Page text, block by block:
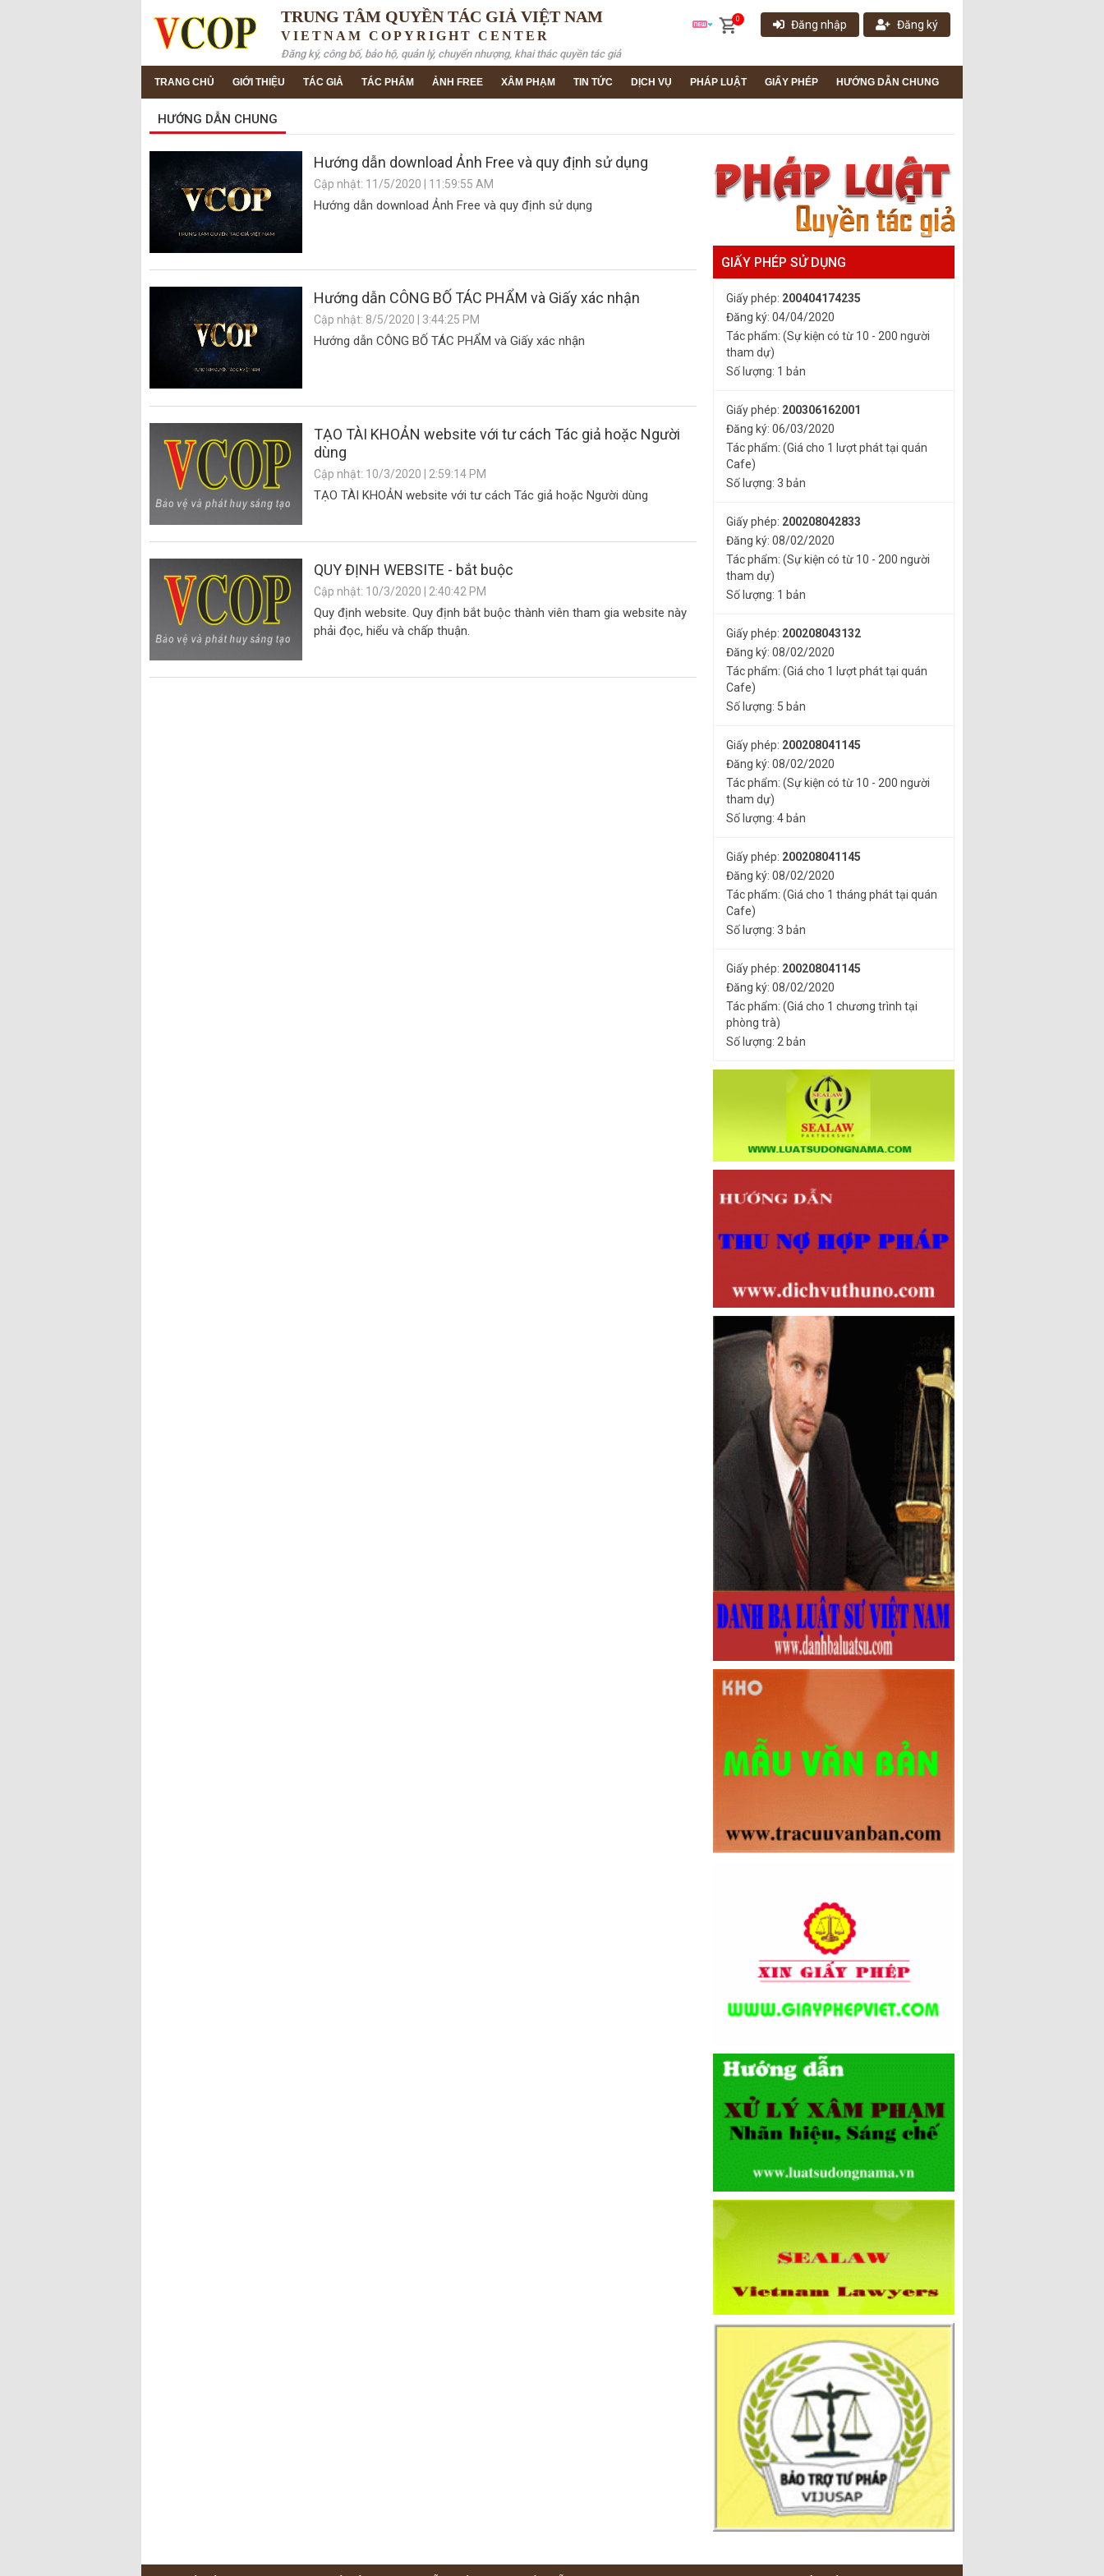
TRUNG TÂM QUYỀN TÁC GIẢ VIỆT NAM
VIETNAM COPYRIGHT CENTER
Đăng ký, công bố, bảo hộ, quản lý, chuyển nhượng, khai thác quyền tác giả
0 Đăng nhập Đăng ký
TRANG CHỦ GIỚI THIỆU TÁC GIẢ TÁC PHẨM ẢNH FREE XÂM PHẠM TIN TỨC DỊCH VỤ PHÁP LUẬT GIẤY PHÉP HƯỚNG DẪN CHUNG
HƯỚNG DẪN CHUNG
Hướng dẫn download Ảnh Free và quy định sử dụng
Cập nhật: 11/5/2020 | 11:59:55 AM
Hướng dẫn download Ảnh Free và quy định sử dụng
Hướng dẫn CÔNG BỐ TÁC PHẨM và Giấy xác nhận
Cập nhật: 8/5/2020 | 3:44:25 PM
Hướng dẫn CÔNG BỐ TÁC PHẨM và Giấy xác nhận
TẠO TÀI KHOẢN website với tư cách Tác giả hoặc Người
dùng
Cập nhật: 10/3/2020 | 2:59:14 PM
TẠO TÀI KHOẢN website với tư cách Tác giả hoặc Người dùng
QUY ĐỊNH WEBSITE - bắt buộc
Cập nhật: 10/3/2020 | 2:40:42 PM
Quy định website. Quy định bắt buộc thành viên tham gia website này
phải đọc, hiểu và chấp thuận.
GIẤY PHÉP SỬ DỤNG
Giấy phép: 200404174235
Đăng ký: 04/04/2020
Tác phẩm: (Sự kiện có từ 10 - 200 người
tham dự)
Số lượng: 1 bản
Giấy phép: 200306162001
Đăng ký: 06/03/2020
Tác phẩm: (Giá cho 1 lượt phát tại quán
Cafe)
Số lượng: 3 bản
Giấy phép: 200208042833
Đăng ký: 08/02/2020
Tác phẩm: (Sự kiện có từ 10 - 200 người
tham dự)
Số lượng: 1 bản
Giấy phép: 200208043132
Đăng ký: 08/02/2020
Tác phẩm: (Giá cho 1 lượt phát tại quán
Cafe)
Số lượng: 5 bản
Giấy phép: 200208041145
Đăng ký: 08/02/2020
Tác phẩm: (Sự kiện có từ 10 - 200 người
tham dự)
Số lượng: 4 bản
Giấy phép: 200208041145
Đăng ký: 08/02/2020
Tác phẩm: (Giá cho 1 tháng phát tại quán
Cafe)
Số lượng: 3 bản
Giấy phép: 200208041145
Đăng ký: 08/02/2020
Tác phẩm: (Giá cho 1 chương trình tại
phòng trà)
Số lượng: 2 bản